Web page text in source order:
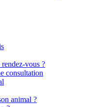
vous ?
consultation
animal ?